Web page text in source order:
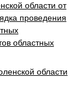
области от
проведения
областных
области